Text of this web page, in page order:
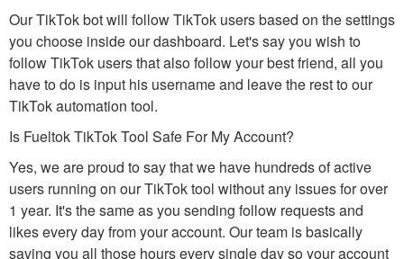
Our TikTok bot will follow TikTok users based on the settings
you choose inside our dashboard. Let's say you wish to
follow TikTok users that also follow your best friend, all you
have to do is input his username and leave the rest to our
TikTok automation tool.
Is Fueltok TikTok Tool Safe For My Account?
Yes, we are proud to say that we have hundreds of active
users running on our TikTok tool without any issues for over
1 year. It's the same as you sending follow requests and
likes every day from your account. Our team is basically
saving you all those hours every single day so your account